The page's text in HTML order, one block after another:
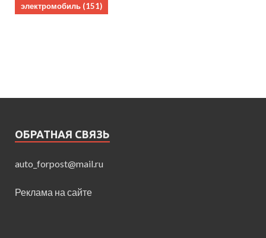
электромобиль (151)
ОБРАТНАЯ СВЯЗЬ
auto_forpost@mail.ru
Реклама на сайте